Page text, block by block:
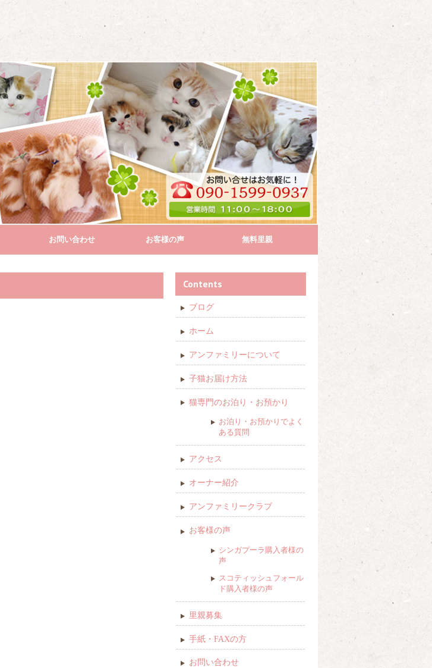
お問い合わせ お客様の声 無料里親
Contents
ブログ
ホーム
アンファミリーについて
子猫お届け方法
猫専門のお泊り・お預かり
お泊り・お預かりでよく
ある質問
アクセス
オーナー紹介
アンファミリークラブ
お客様の声
シンガプーラ購入者様の
声
スコティッシュフォール
ド購入者様の声
里親募集
手紙・FAXの方
お問い合わせ